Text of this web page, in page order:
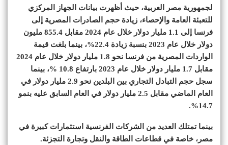
لجمهورية مصر العربية، حيث أظهرت بيانات الجهاز المركزي
للتعبئة العامة والإحصاء، زيادة حجم الصادرات المصرية إلى
فرنسا إلى 1.1 مليار دولار خلال عام 2024 مقابل 855.4 مليون
دولار خلال عام 2023 بنسبة زيادة 22.4%، بينما بلغت قيمة
الواردات المصرية من فرنسا نحو 1.8 مليار دولار خلال عام 2024
مقابل 1.7 مليار دولار خلال عام 2023 بارتفاع 10.8 %، بينما
سجل حجم التبادل التجاري بين البلدين نحو 2.9 مليار دولار في
العام الماضي مقابل 2.5 مليار دولار في العام السابق عليه بنمو
14.7%.
بينما تمتلك العديد من الشركات الفرنسية استثمارات كبيرة في
مصر، خاصة في قطاعات الطاقة والنقل وتجارة التجزئة.